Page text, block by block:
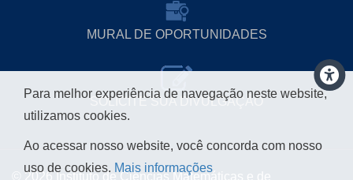
MURAL DE OPORTUNIDADES
SOLICITE SUA DIVULGAÇÃO
© 2026 Instituto de Ciências Matemáticas e de
Para melhor experiência de navegação neste website,
utilizamos cookies.
Ao acessar nosso website, você concorda com nosso
uso de cookies. Mais informações